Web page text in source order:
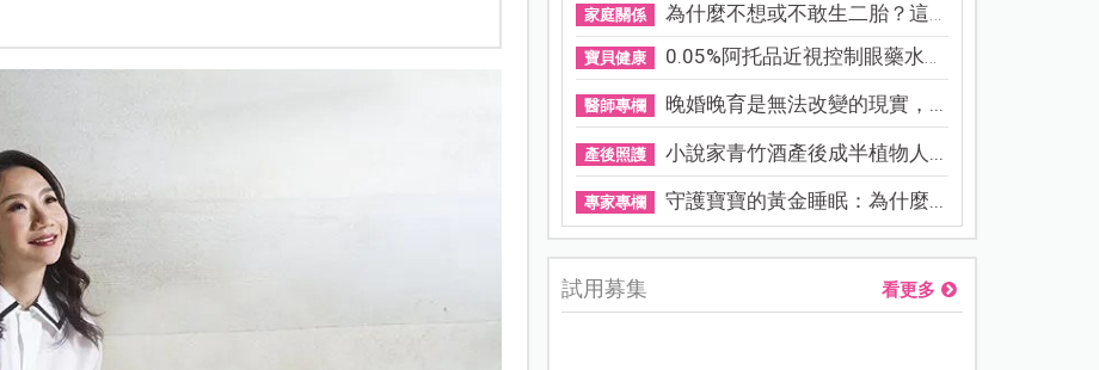
家庭關係 為什麼不想或不敢生二胎？這8...
寶貝健康 0.05%阿托品近視控制眼藥水納...
醫師專欄 晚婚晚育是無法改變的現實，...
產後照護 小說家青竹酒產後成半植物人...
專家專欄 守護寶寶的黃金睡眠：為什麼...
試用募集 看更多